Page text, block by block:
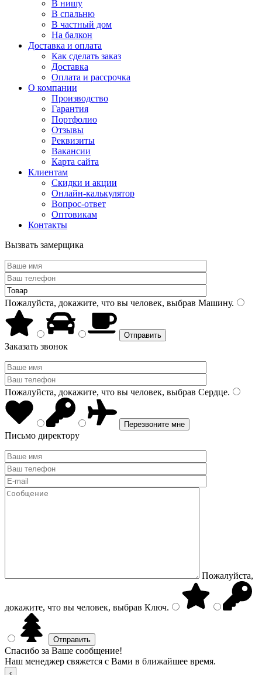
В нишу
В спальню
В частный дом
На балкон
Доставка и оплата
Как сделать заказ
Доставка
Оплата и рассрочка
О компании
Производство
Гарантия
Портфолио
Отзывы
Реквизиты
Вакансии
Карта сайта
Клиентам
Скидки и акции
Онлайн-калькулятор
Вопрос-ответ
Оптовикам
Контакты
Вызвать замерщика
Пожалуйста, докажите, что вы человек, выбрав Машину.
Заказать звонок
Пожалуйста, докажите, что вы человек, выбрав Сердце.
Письмо директору
Пожалуйста,
докажите, что вы человек, выбрав Ключ.
Спасибо за Ваше сообщение!
Наш менеджер свяжется с Вами в ближайшее время.